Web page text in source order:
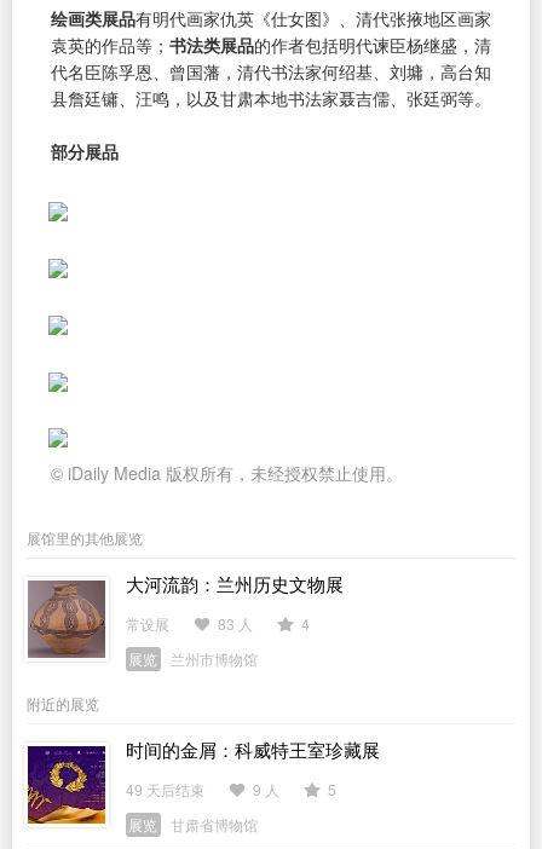
绘画类展品有明代画家仇英《仕女图》、清代张掖地区画家
袁英的作品等； 书法类展品的作者包括明代谏臣杨继盛，清
代名臣陈孚恩、曾国藩，清代书法家何绍基、刘墉，高台知
县詹廷镛、汪鸣，以及甘肃本地书法家聂吉儒、张廷弼等。
部分展品
© iDaily Media 版权所有，未经授权禁止使用。
展馆里的其他展览
大河流韵：兰州历史文物展
常设展 83 人
4
展览
兰州市博物馆
附近的展览
时间的金屑：科威特王室珍藏展
49 天后结束 9 人
5
展览
甘肃省博物馆